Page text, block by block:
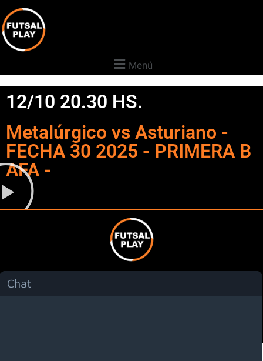
Menú
12/10 20.30 HS.
Metalúrgico vs Asturiano -
FECHA 30 2025 - PRIMERA B
AFA -
Chat